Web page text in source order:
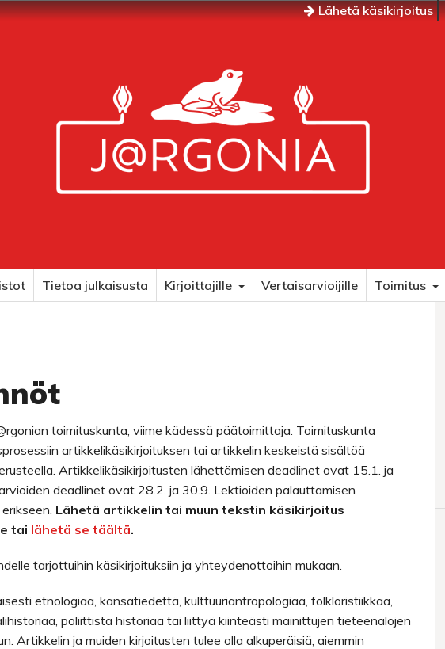
Lähetä käsikirjoitus
Tietoa julkaisusta Kirjoittajille Vertaisarvioijille Toimitus
toimituskunta, viime kädessä päätoimittaja. Toimituskunta
artikkelikäsikirjoituksen tai artikkelin keskeistä sisältöä
Artikkelikäsikirjoitusten lähettämisen deadlinet ovat 15.1. ja
deadlinet ovat 28.2. ja 30.9. Lektioiden palauttamisen
Lähetä artikkelin tai muun tekstin käsikirjoitus
tai lähetä se täältä.
tarjottuihin käsikirjoituksiin ja yhteydenottoihin mukaan.
etnologiaa, kansatiedettä, kulttuuriantropologiaa, folkloristiikkaa,
poliittista historiaa tai liittyä kiinteästi mainittujen tieteenalojen
Artikkelin ja muiden kirjoitusten tulee olla alkuperäisiä, aiemmin